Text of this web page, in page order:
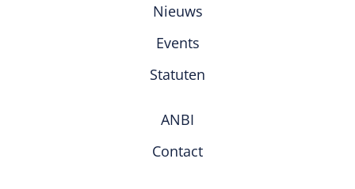
Nieuws
Events
Statuten
ANBI
Contact